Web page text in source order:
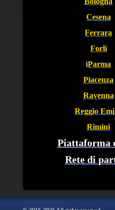
Cesena
Ferrara
Forlì
ìParma
Piacenza
Ravenna
Reggio
Rimini
Piattaforma
Rete di